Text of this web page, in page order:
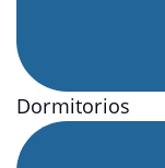
Dormitorios